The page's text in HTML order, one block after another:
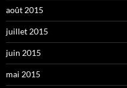
août 2015
juillet 2015
juin 2015
mai 2015